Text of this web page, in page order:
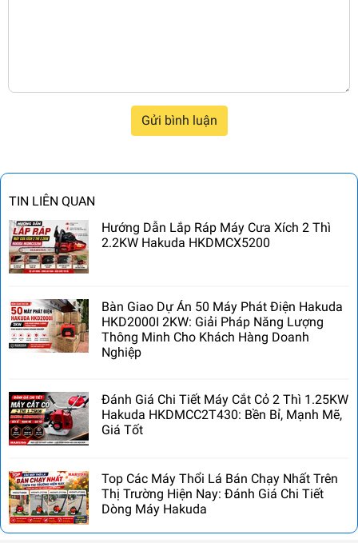
TIN LIÊN QUAN
Hướng Dẫn Lắp Ráp Máy Cưa Xích 2 Thì
2.2KW Hakuda HKDMCX5200
Bàn Giao Dự Án 50 Máy Phát Điện Hakuda
HKD2000I 2KW: Giải Pháp Năng Lượng
Thông Minh Cho Khách Hàng Doanh
Nghiệp
Đánh Giá Chi Tiết Máy Cắt Cỏ 2 Thì 1.25KW
Hakuda HKDMCC2T430: Bền Bỉ, Mạnh Mẽ,
Giá Tốt
Top Các Máy Thổi Lá Bán Chạy Nhất Trên
Thị Trường Hiện Nay: Đánh Giá Chi Tiết
Dòng Máy Hakuda
Gửi bình luận